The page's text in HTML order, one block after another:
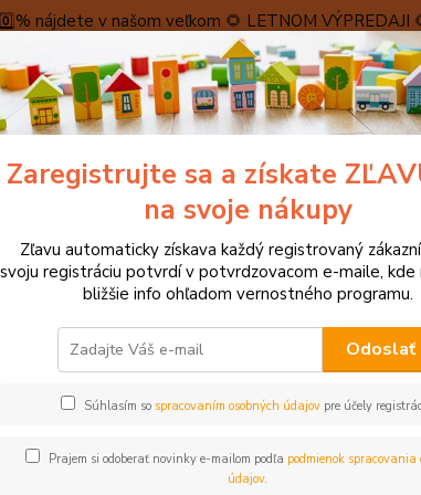
nájdete v našom veľkom 🌻 LETNOM
máme teraz pripravené špeciálne zľavy až do
A PLATBA RECENZIE 👉VRÁTENIE TOVARU👈
Hľadať
Stolové hry, hlavolamy Hlavolamy, labyrinty Small Foot
Foot Drevené posuvné
Zaregistrujte sa a získate
na svoje nákupy
Zľavu automaticky získava každý registrovaný
svoju registráciu potvrdí v potvrdzovacom e-maile, kde
bližšie info ohľadom vernostného programu.
Odoslať
Súhlasím so spracovaním osobných údajovpre účely
Prajem si odoberať novinky e-mailom podľa podmienok spracovania
údajov.